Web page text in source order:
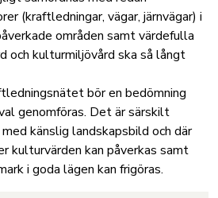
(kraftledningar, vägar, järnvägar) i
områden samt värdefulla
och kulturmiljövård ska så långt
bör en bedömning
genomföras. Det är särskilt
känslig landskapsbild och där
kulturvärden kan påverkas samt
i goda lägen kan frigöras.